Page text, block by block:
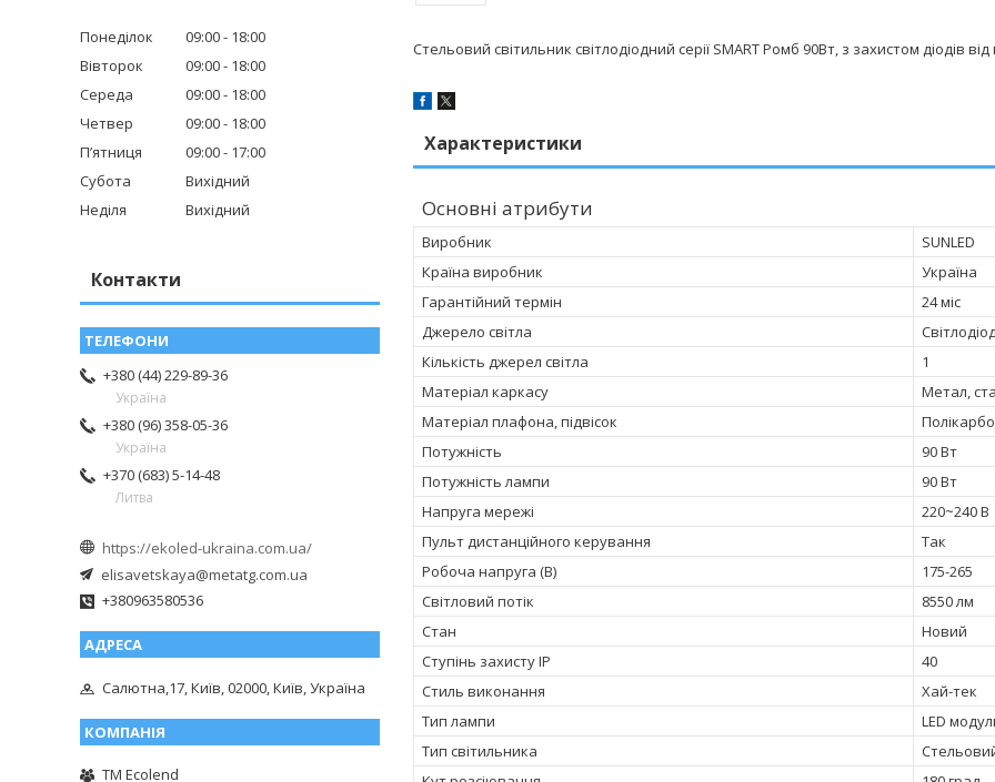
Стельовий світильник світлодіодний серії SMART Ромб 90Вт, з захистом діодів
Характеристики
Основні атрибути
Виробник
SUNLED
Країна виробник
Україна
Гарантійний термін
24 міс
Джерело світла
Кількість джерел світла
1
Матеріал каркасу
Метал,
Матеріал плафона, підвісок
Потужність
90 Вт
Потужність лампи
90 Вт
Напруга мережі
220~240 В
Пульт дистанційного керування
Так
Робоча напруга (В)
175-265
Світловий потік
8550 лм
Стан
Новий
Ступінь захисту IP
40
Стиль виконання
Хай-тек
Тип лампи
LED
Тип світильника
Понеділок 09:00
18:00
Вівторок
09:00
18:00
Середа
09:00
18:00
Четвер
09:00
18:00
Пʼятниця
09:00
17:00
Субота
Вихідний
Неділя
Вихідний
Контакти
+380 (44) 229-89-36
Україна
+380 (96) 358-05-36
Україна
+370 (683) 5-14-48
Литва
https://ekoled-ukraina.com.ua/
elisavetskaya@metatg.com.ua
+380963580536
Салютна,17, Київ, 02000, Київ, Україна
TM Ecolend